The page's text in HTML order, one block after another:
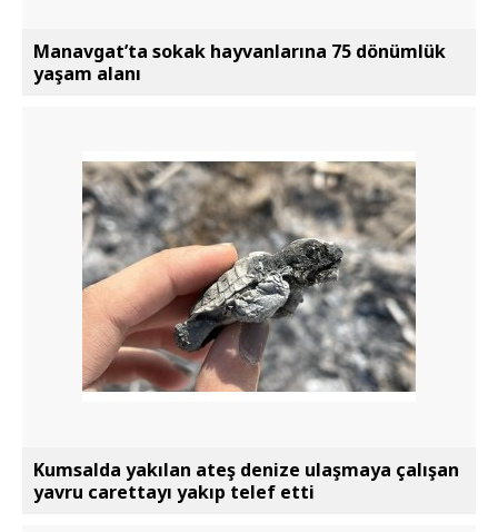
Manavgat’ta sokak hayvanlarına 75 dönümlük
yaşam alanı
Kumsalda yakılan ateş denize ulaşmaya çalışan
yavru carettayı yakıp telef etti